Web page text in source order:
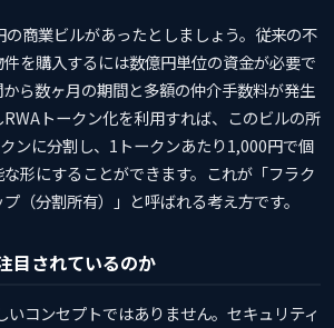
商業ビルがあったとしましょう。従来の不
を購入するには数億円単位の資金が必要で
ら数ヶ月の期間と多額の仲介手数料が発生
トークン化を利用すれば、このビルの所
ンに分割し、1トークンあたり1,000円で個
形にすることができます。これが「フラク
（分割所有）」と呼ばれる考え方です。
目されているのか
いコンセプトではありません。セキュリティ